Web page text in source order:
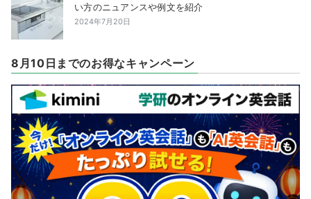
い方のニュアンスや例文を紹介
2024年7月20日
8月10日までのお得なキャンペーン